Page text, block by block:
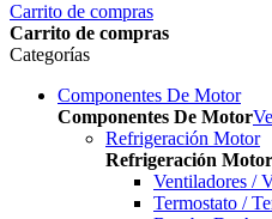
Carrito de compras
Carrito de compras
Categorías
Componentes De Motor
Componentes De Motor
Refrigeración Motor
Refrigeración Motor
Ventiladores /
Termostato /